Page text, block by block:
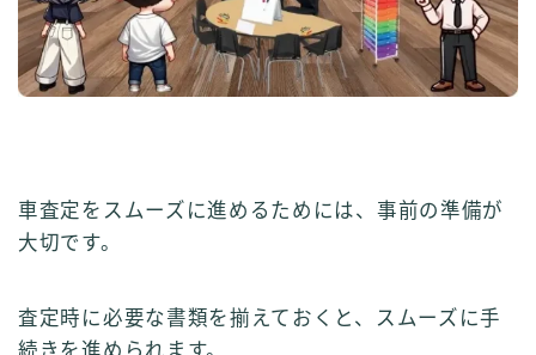
車査定をスムーズに進めるためには、事前の準備が
大切です。
査定時に必要な書類を揃えておくと、スムーズに手
続きを進められます。